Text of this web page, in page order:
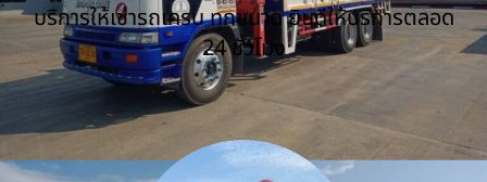
บริการให้เช่ารถเครน ทุกขนาด ยินดีให้บริการตลอด
24 ชั่วโมง